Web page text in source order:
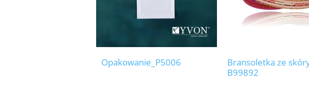
Opakowanie_P5006
Bransoletka ze
B99892